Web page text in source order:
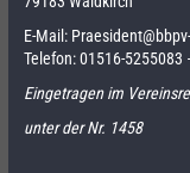
E-Mail:
Telefon:01516-5255083
Eingetragen im
unter der Nr. 1458